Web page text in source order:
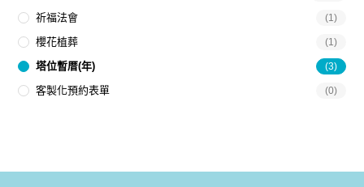
祈福法會 (1)
櫻花植葬 (1)
塔位暫厝(年) (3)
客製化預約表單 (0)